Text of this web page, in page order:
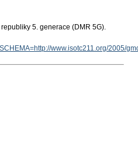
5. generace (DMR 5G).
www.isotc211.org/2005/